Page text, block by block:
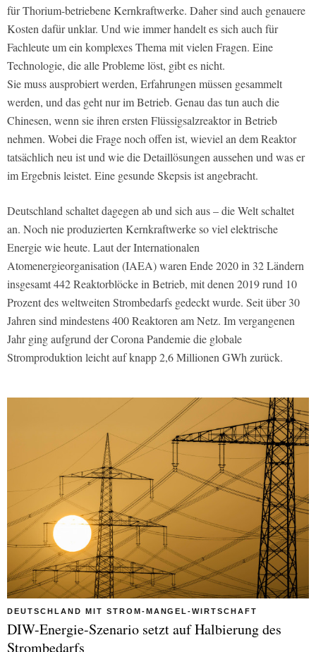
für Thorium-betriebene Kernkraftwerke. Daher sind auch genauere
Kosten dafür unklar. Und wie immer handelt es sich auch für
Fachleute um ein komplexes Thema mit vielen Fragen. Eine
Technologie, die alle Probleme löst, gibt es nicht.
Sie muss ausprobiert werden, Erfahrungen müssen gesammelt
werden, und das geht nur im Betrieb. Genau das tun auch die
Chinesen, wenn sie ihren ersten Flüssigsalzreaktor in Betrieb
nehmen. Wobei die Frage noch offen ist, wieviel an dem Reaktor
tatsächlich neu ist und wie die Detaillösungen aussehen und was er
im Ergebnis leistet. Eine gesunde Skepsis ist angebracht.
Deutschland schaltet dagegen ab und sich aus – die Welt schaltet
an. Noch nie produzierten Kernkraftwerke so viel elektrische
Energie wie heute. Laut der Internationalen
Atomenergieorganisation (IAEA) waren Ende 2020 in 32 Ländern
insgesamt 442 Reaktorblöcke in Betrieb, mit denen 2019 rund 10
Prozent des weltweiten Strombedarfs gedeckt wurde. Seit über 30
Jahren sind mindestens 400 Reaktoren am Netz. Im vergangenen
Jahr ging aufgrund der Corona Pandemie die globale
Stromproduktion leicht auf knapp 2,6 Millionen GWh zurück.
DEUTSCHLAND MIT STROM-MANGEL-WIRTSCHAFT
DIW-Energie-Szenario setzt auf Halbierung des
Strombedarfs